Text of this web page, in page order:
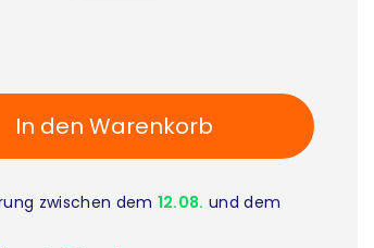
In den Warenkorb
zwischen dem 12.08. und dem